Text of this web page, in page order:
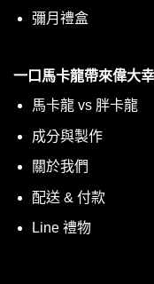
彌月禮盒
一口馬卡龍帶來偉大
馬卡龍 vs 胖卡龍
成分與製作
關於我們
配送 & 付款
Line 禮物